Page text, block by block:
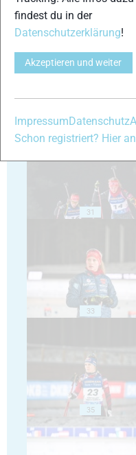
27
31
33
35
findest du in der
Datenschutzerklärung!
Akzeptieren und weiter
ImpressumDatenschutz
Schon registriert? Hier